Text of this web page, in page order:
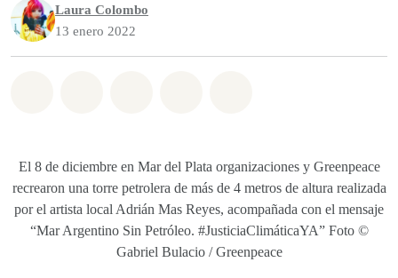
Laura Colombo
13 enero 2022
El 8 de diciembre en Mar del Plata organizaciones y Greenpeace
recrearon una torre petrolera de más de 4 metros de altura realizada
por el artista local Adrián Mas Reyes, acompañada con el mensaje
“Mar Argentino Sin Petróleo. #JusticiaClimáticaYA” Foto ©
Gabriel Bulacio / Greenpeace